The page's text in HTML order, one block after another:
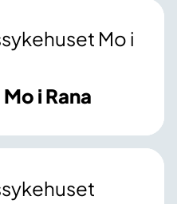
Mo i
i Rana